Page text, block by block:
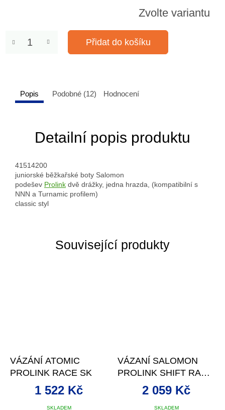
Zvolte variantu
Přidat do košíku
Související produkty
VÁZÁNÍ ATOMIC
PROLINK RACE SK
SKLADEM
1 522 Kč
VÁZANÍ SALOMON
PROLINK SHIFT RACE
SKLADEM
2 059 Kč
Popis Podobné (12) Hodnocení
Detailní popis produktu
41514200
juniorské běžkařské boty Salomon
podešev Prolink dvě drážky, jedna hrazda, (kompatibilní s
NNN a Turnamic profilem)
classic styl